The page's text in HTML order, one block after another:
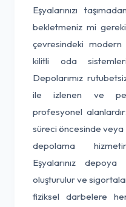
Eşyalarınızı
bekletmeniz mi
çevresindeki modern
kilitli oda
Depolarımız
ile izlenen ve
profesyonel
süreci öncesinde veya
depolama
Eşyalarınız
oluşturulur ve
fiziksel darbelere